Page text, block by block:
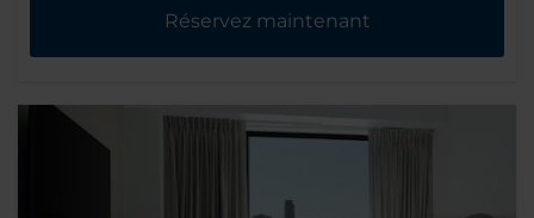
Réservez maintenant